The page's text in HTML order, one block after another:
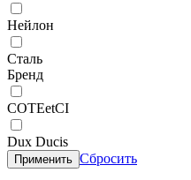
Нейлон
Сталь
Бренд
COTEetCI
Dux Ducis
Применить Сбросить